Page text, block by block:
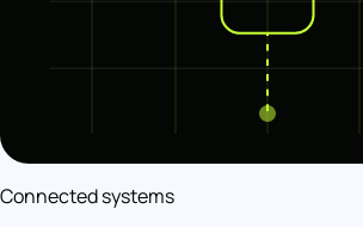
Connected systems